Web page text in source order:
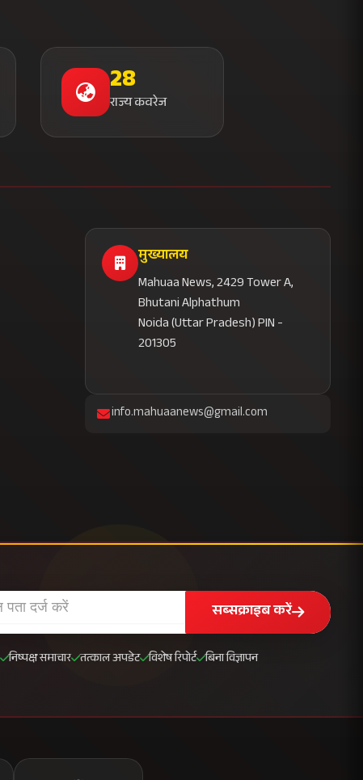
28
राज्य कवरेज
मुख्यालय
Mahuaa News, 2429 Tower A,
Bhutani Alphathum
Noida (Uttar Pradesh) PIN -
201305
info.mahuaanews@gmail.com
सब्सक्राइब करें
निष्पक्ष समाचार तत्काल अपडेट विशेष रिपोर्ट बिना विज्ञापन